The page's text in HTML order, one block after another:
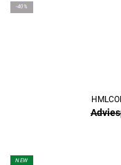
-40%
NEW